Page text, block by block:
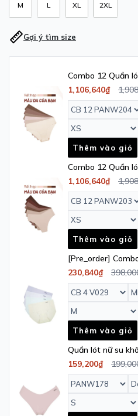
M L XL 2XL
Gợi ý tìm size
Combo 12 Quần
đường may phom
1,106,640₫
Thêm vào giỏ
Combo 12 Quần
may iBasic phom
PANW203
1,106,640₫
Thêm vào giỏ
[Pre_order]
đường may iBasic
cut phom hipster -
230,840₫
Thêm vào giỏ
Quần lót nữ su
iBasic lọt khe free
159,200₫